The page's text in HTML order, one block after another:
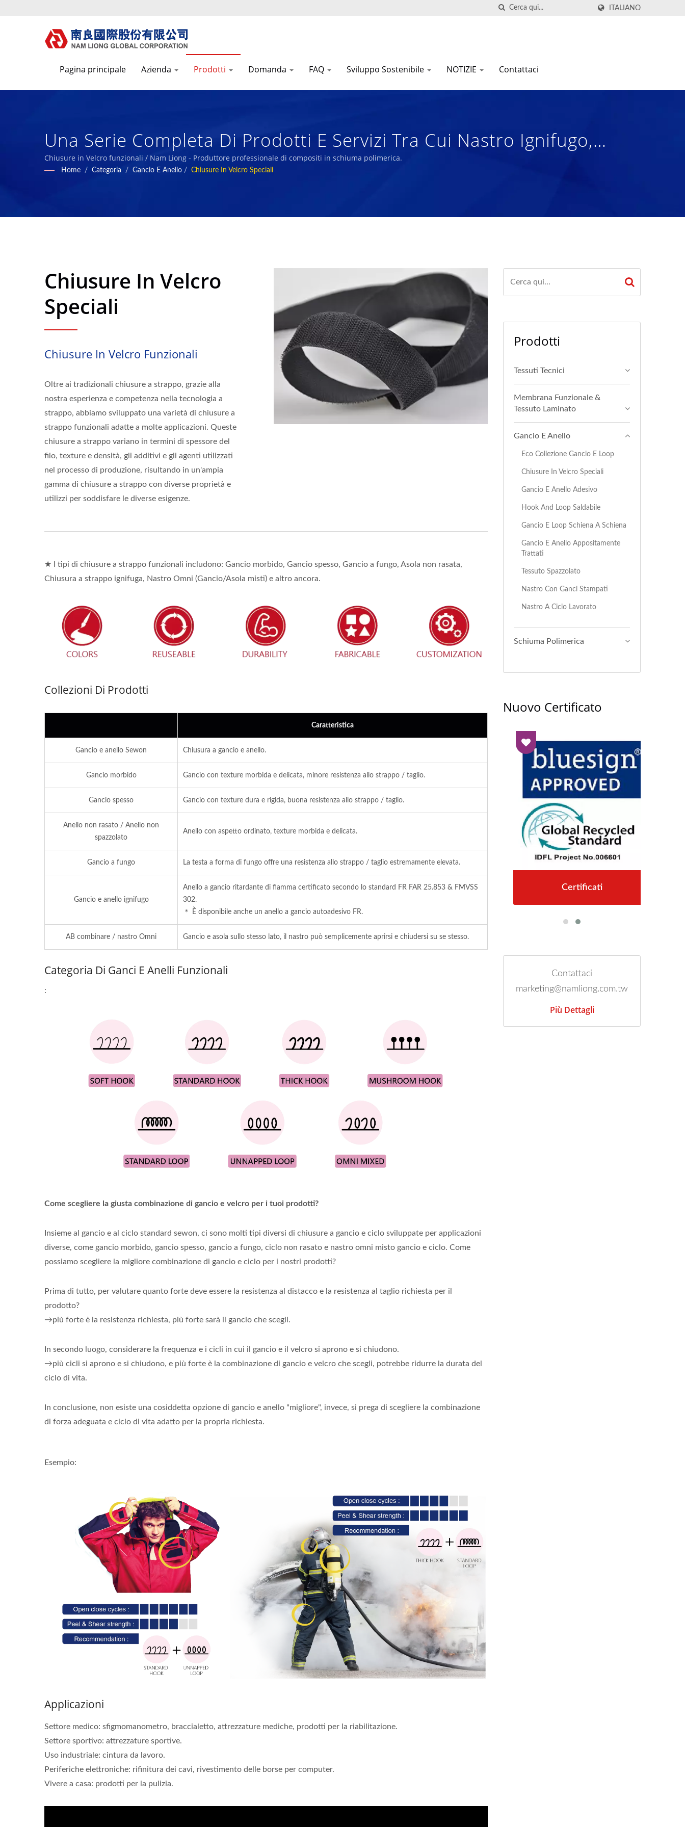
ITALIANO
Pagina principale Azienda Prodotti Domanda FAQ Sviluppo Sostenibile NOTIZIE Contattaci
Una Serie Completa Di Prodotti E Servizi Tra Cui Nastro Ignifugo,
Gancio Morbido, Fungo, Anello Non Rasato, Nastro Saldabile E
Chiusure in Velcro funzionali / Nam Liong - Produttore professionale di compositi in schiuma polimerica.
Home / Categoria / Gancio E Anello / Chiusure In Velcro Speciali
Chiusure In Velcro
Speciali
Chiusure In Velcro Funzionali
Oltre ai tradizionali chiusure a strappo, grazie alla
nostra esperienza e competenza nella tecnologia a
strappo, abbiamo sviluppato una varietà di chiusure a
strappo funzionali adatte a molte applicazioni. Queste
chiusure a strappo variano in termini di spessore del
filo, texture e densità, gli additivi e gli agenti utilizzati
nel processo di produzione, risultando in un'ampia
gamma di chiusure a strappo con diverse proprietà e
utilizzi per soddisfare le diverse esigenze.
★ I tipi di chiusure a strappo funzionali includono: Gancio morbido, Gancio spesso, Gancio a fungo, Asola non rasata,
Chiusura a strappo ignifuga, Nastro Omni (Gancio/Asola misti) e altro ancora.
Collezioni Di Prodotti
Caratteristica
Gancio e anello Sewon Chiusura a gancio e anello.
Gancio morbido Gancio con texture morbida e delicata, minore resistenza allo strappo / taglio.
Gancio spesso Gancio con texture dura e rigida, buona resistenza allo strappo / taglio.
Anello non rasato / Anello non
spazzolato
Anello con aspetto ordinato, texture morbida e delicata.
Gancio a fungo La testa a forma di fungo offre una resistenza allo strappo / taglio estremamente elevata.
Gancio e anello ignifugo
Anello a gancio ritardante di fiamma certificato secondo lo standard FR FAR 25.853 & FMVSS
302.
＊ È disponibile anche un anello a gancio autoadesivo FR.
AB combinare / nastro Omni Gancio e asola sullo stesso lato, il nastro può semplicemente aprirsi e chiudersi su se stesso.
Categoria Di Ganci E Anelli Funzionali
:
Come scegliere la giusta combinazione di gancio e velcro per i tuoi prodotti?
Insieme al gancio e al ciclo standard sewon, ci sono molti tipi diversi di chiusure a gancio e ciclo sviluppate per applicazioni
diverse, come gancio morbido, gancio spesso, gancio a fungo, ciclo non rasato e nastro omni misto gancio e ciclo. Come
possiamo scegliere la migliore combinazione di gancio e ciclo per i nostri prodotti?
Prima di tutto, per valutare quanto forte deve essere la resistenza al distacco e la resistenza al taglio richiesta per il
prodotto?
→più forte è la resistenza richiesta, più forte sarà il gancio che scegli.
In secondo luogo, considerare la frequenza e i cicli in cui il gancio e il velcro si aprono e si chiudono.
→più cicli si aprono e si chiudono, e più forte è la combinazione di gancio e velcro che scegli, potrebbe ridurre la durata del
ciclo di vita.
In conclusione, non esiste una cosiddetta opzione di gancio e anello "migliore", invece, si prega di scegliere la combinazione
di forza adeguata e ciclo di vita adatto per la propria richiesta.
Esempio:
Applicazioni
Settore medico: sfigmomanometro, braccialetto, attrezzature mediche, prodotti per la riabilitazione.
Settore sportivo: attrezzature sportive.
Uso industriale: cintura da lavoro.
Periferiche elettroniche: rifinitura dei cavi, rivestimento delle borse per computer.
Vivere a casa: prodotti per la pulizia.
Prodotti
Tessuti Tecnici
Membrana Funzionale &
Tessuto Laminato
Gancio E Anello
Eco Collezione Gancio E Loop
Chiusure In Velcro Speciali
Gancio E Anello Adesivo
Hook And Loop Saldabile
Gancio E Loop Schiena A Schiena
Gancio E Anello Appositamente
Trattati
Tessuto Spazzolato
Nastro Con Ganci Stampati
Nastro A Ciclo Lavorato
Schiuma Polimerica
Nuovo Certificato
ISO 27001
Certificati Certificati
Contattaci
marketing@namliong.com.tw
Più Dettagli